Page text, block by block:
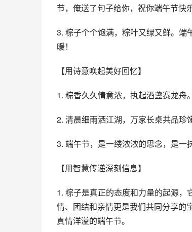
节，俺送了句子给你，祝你端午节快乐
3. 粽子个个饱满，粽叶又绿又鲜。端
暖！
【用诗意唤起美好回忆】
1. 粽香久久情意浓，执起酒盏赛龙舟
2. 清晨细雨洒江湖，万家长桌共品珍
3. 端午节，是一缕浓浓的思念，是一
【用智慧传递深刻信息】
1. 粽子是真正的态度和力量的起源
情、团结和亲情更是我们共同分享的
真情洋溢的端午节。